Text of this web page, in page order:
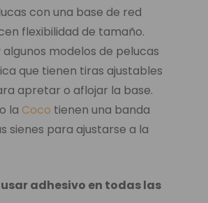
con una base de red
flexibilidad de tamaño.
modelos de pelucas
que tienen tiras ajustables
apretar o aflojar la base.
la Coco tienen una banda
sienes para ajustarse a la
adhesivo en todas las